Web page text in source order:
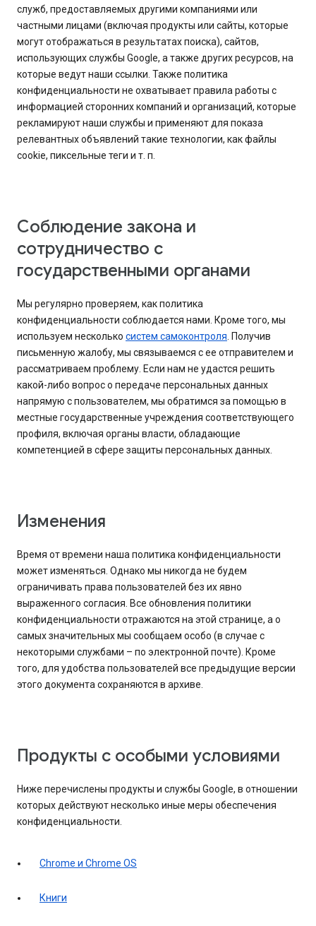
служб, предоставляемых другими компаниями или
частными лицами (включая продукты или сайты, которые
могут отображаться в результатах поиска), сайтов,
использующих службы Google, а также других ресурсов, на
которые ведут наши ссылки. Также политика
конфиденциальности не охватывает правила работы с
информацией сторонних компаний и организаций, которые
рекламируют наши службы и применяют для показа
релевантных объявлений такие технологии, как файлы
cookie, пиксельные теги и т. п.
Соблюдение закона и
сотрудничество с
государственными органами
Мы регулярно проверяем, как политика
конфиденциальности соблюдается нами. Кроме того, мы
используем несколько систем самоконтроля. Получив
письменную жалобу, мы связываемся с ее отправителем и
рассматриваем проблему. Если нам не удастся решить
какой-либо вопрос о передаче персональных данных
напрямую с пользователем, мы обратимся за помощью в
местные государственные учреждения соответствующего
профиля, включая органы власти, обладающие
компетенцией в сфере защиты персональных данных.
Изменения
Время от времени наша политика конфиденциальности
может изменяться. Однако мы никогда не будем
ограничивать права пользователей без их явно
выраженного согласия. Все обновления политики
конфиденциальности отражаются на этой странице, а о
самых значительных мы сообщаем особо (в случае с
некоторыми службами – по электронной почте). Кроме
того, для удобства пользователей все предыдущие версии
этого документа сохраняются в архиве.
Продукты с особыми условиями
Ниже перечислены продукты и службы Google, в отношении
которых действуют несколько иные меры обеспечения
конфиденциальности.
Chrome и Chrome OS
Книги